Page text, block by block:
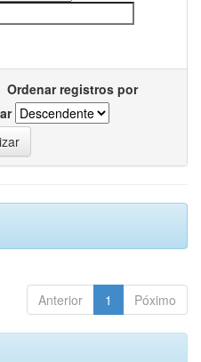
Ordenar registros por
Anterior 1 Póximo